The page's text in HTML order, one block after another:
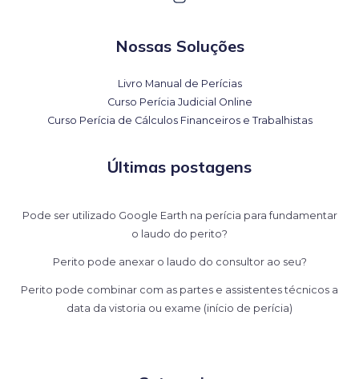
Nossas Soluções
Livro Manual de Perícias
Curso Perícia Judicial Online
Curso Perícia de Cálculos Financeiros e Trabalhistas
Últimas postagens
Pode ser utilizado Google Earth na perícia para fundamentar
o laudo do perito?
Perito pode anexar o laudo do consultor ao seu?
Perito pode combinar com as partes e assistentes técnicos a
data da vistoria ou exame (início de perícia)